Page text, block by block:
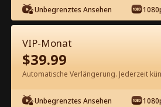
Kostenlos in der
Unbegrenztes Ansehen
VIP-Monat
$39.99
Automatische Verlängerung. Jederzeit
Unbegrenztes Ansehen